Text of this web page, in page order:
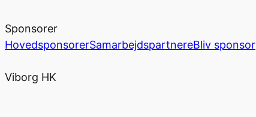
Sponsorer
HovedsponsorerSamarbejdspartnereBliv sponsor
Viborg HK